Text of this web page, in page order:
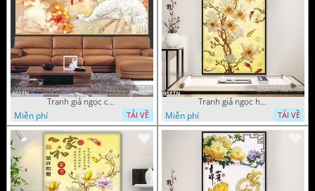
Tranh giả ngọc chim hạc và hoa cúc
Miễn phí
TẢI VỀ
Tranh giả ngọc hoa trang trí thư pháp
Miễn phí
TẢI VỀ